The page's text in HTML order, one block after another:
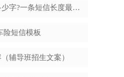
一条短信可以发送多少字?一条短信长度最多多少字
险短信模板
辅导班招生文案）